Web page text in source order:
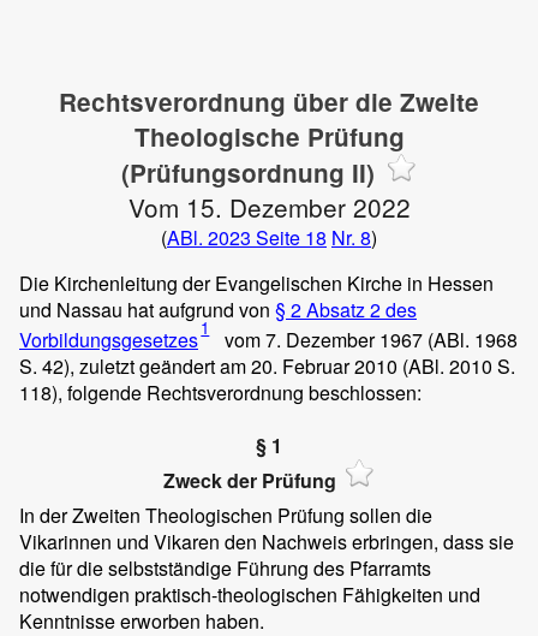
Rechtsverordnung über die Zweite
Theologische Prüfung
(Prüfungsordnung II)
Vom 15. Dezember 2022
(ABl. 2023 Seite 18 Nr. 8)
Die Kirchenleitung der Evangelischen Kirche in Hessen
und Nassau hat aufgrund von § 2 Absatz 2 des
Vorbildungsgesetzes1
vom 7. Dezember 1967 (ABl. 1968
S. 42), zuletzt geändert am 20. Februar 2010 (ABl. 2010 S.
118), folgende Rechtsverordnung beschlossen:
§ 1
Zweck der Prüfung
In der Zweiten Theologischen Prüfung sollen die
Vikarinnen und Vikaren den Nachweis erbringen, dass sie
die für die selbstständige Führung des Pfarramts
notwendigen praktisch-theologischen Fähigkeiten und
Kenntnisse erworben haben.